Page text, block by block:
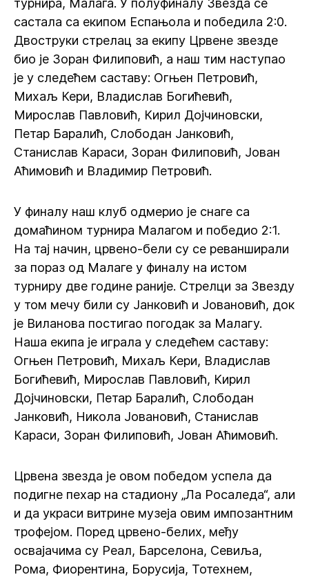
турнира, Малага. У полуфиналу Звезда се
састала са екипом Еспањола и победила 2:0.
Двоструки стрелац за екипу Црвене звезде
био је Зоран Филиповић, а наш тим наступао
је у следећем саставу: Огњен Петровић,
Михаљ Кери, Владислав Богићевић,
Мирослав Павловић, Кирил Дојчиновски,
Петар Баралић, Слободан Јанковић,
Станислав Караси, Зоран Филиповић, Јован
Аћимовић и Владимир Петровић.
У финалу наш клуб одмерио је снаге са
домаћином турнира Малагом и победио 2:1.
На тај начин, црвено-бели су се реванширали
за пораз од Малаге у финалу на истом
турниру две године раније. Стрелци за Звезду
у том мечу били су Јанковић и Јовановић, док
је Виланова постигао погодак за Малагу.
Наша екипа је играла у следећем саставу:
Огњен Петровић, Михаљ Кери, Владислав
Богићевић, Мирослав Павловић, Кирил
Дојчиновски, Петар Баралић, Слободан
Јанковић, Никола Јовановић, Станислав
Караси, Зоран Филиповић, Јован Аћимовић.
Црвена звезда је овом победом успела да
подигне пехар на стадиону „Ла Росаледа“, али
и да украси витрине музеја овим импозантним
трофејом. Поред црвено-белих, међу
освајачима су Реал, Барселона, Севиља,
Рома, Фиорентина, Борусија, Тотехнем,